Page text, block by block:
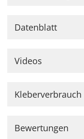
Datenblatt
Videos
Kleberverbrauch
Bewertungen